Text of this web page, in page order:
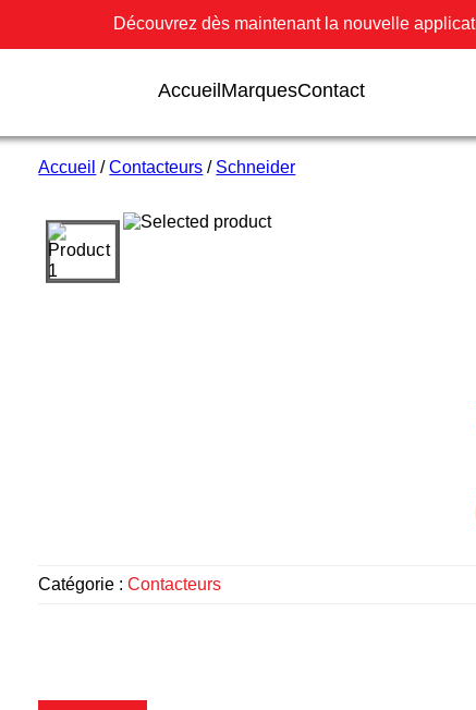
Découvrez dès maintenant la nouvelle
Accueil MarquesContact
Accueil /Contacteurs / Schneider
Catégorie :Contacteurs